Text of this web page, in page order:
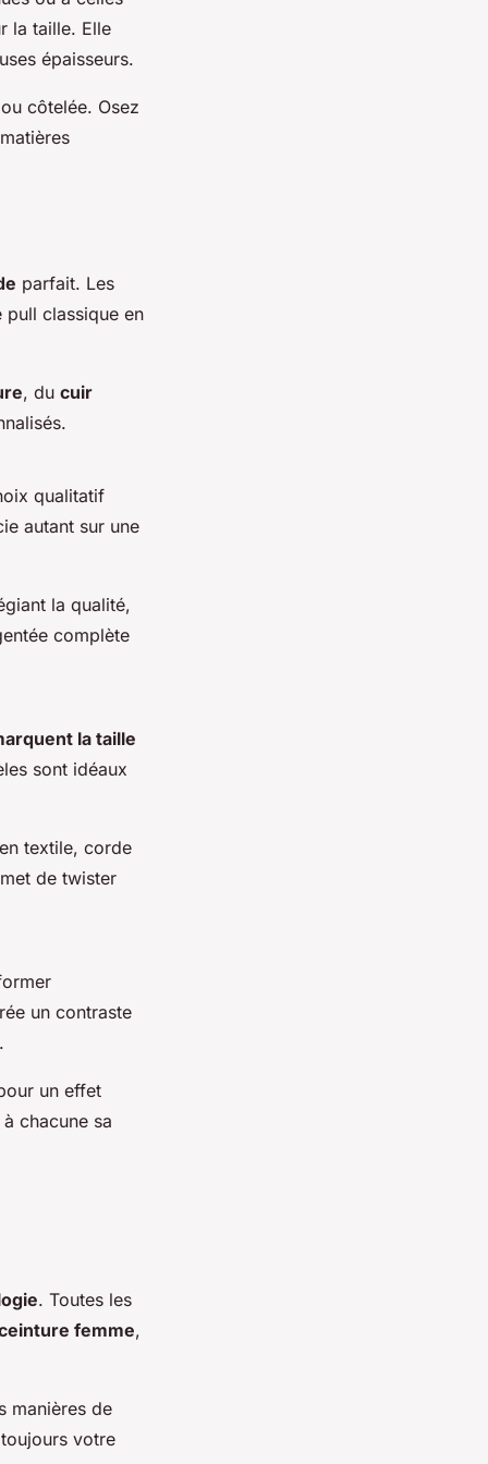
la taille. Elle
épaisseurs.
côtelée. Osez
parfait. Les
classique en
, du cuir
qualitatif
autant sur une
la qualité,
complète
la taille
sont idéaux
textile, corde
de twister
un contraste
un effet
chacune sa
. Toutes les
femme,
manières de
votre